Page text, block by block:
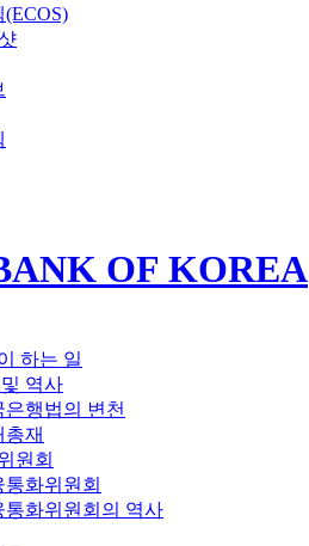
OF KOREA
하는 일
역사
은행법의 변천
총재
원회
통화위원회
통화위원회의 역사